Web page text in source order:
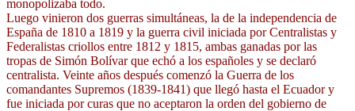
monopolizaba todo.
Luego vinieron dos guerras simultáneas, la de la independencia de
España de 1810 a 1819 y la guerra civil iniciada por Centralistas y
Federalistas criollos entre 1812 y 1815, ambas ganadas por las
tropas de Simón Bolívar que echó a los españoles y se declaró
centralista. Veinte años después comenzó la Guerra de los
comandantes Supremos (1839-1841) que llegó hasta el Ecuador y
fue iniciada por curas que no aceptaron la orden del gobierno de